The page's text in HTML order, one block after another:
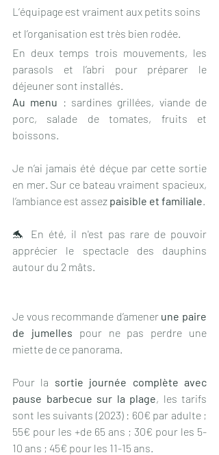
L’équipage est vraiment aux petits soins
et l’organisation est très bien rodée.
En deux temps trois mouvements, les
parasols et l’abri pour préparer le
déjeuner sont installés.
Au menu : sardines grillées, viande de
porc, salade de tomates, fruits et
boissons.
Je n’ai jamais été déçue par cette sortie
en mer. Sur ce bateau vraiment spacieux,
l’ambiance est assez paisible et familiale.
🐬 En été, il n'est pas rare de pouvoir
apprécier le spectacle des dauphins
autour du 2 mâts.
Je vous recommande d’amener une paire
de jumelles pour ne pas perdre une
miette de ce panorama.
Pour la sortie journée complète avec
pause barbecue sur la plage, les tarifs
sont les suivants (2023) : 60€ par adulte ;
55€ pour les +de 65 ans ; 30€ pour les 5-
10 ans ; 45€ pour les 11-15 ans.